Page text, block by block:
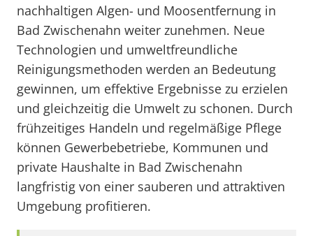
nachhaltigen Algen- und Moosentfernung in
Bad Zwischenahn weiter zunehmen. Neue
Technologien und umweltfreundliche
Reinigungsmethoden werden an Bedeutung
gewinnen, um effektive Ergebnisse zu erzielen
und gleichzeitig die Umwelt zu schonen. Durch
frühzeitiges Handeln und regelmäßige Pflege
können Gewerbebetriebe, Kommunen und
private Haushalte in Bad Zwischenahn
langfristig von einer sauberen und attraktiven
Umgebung profitieren.